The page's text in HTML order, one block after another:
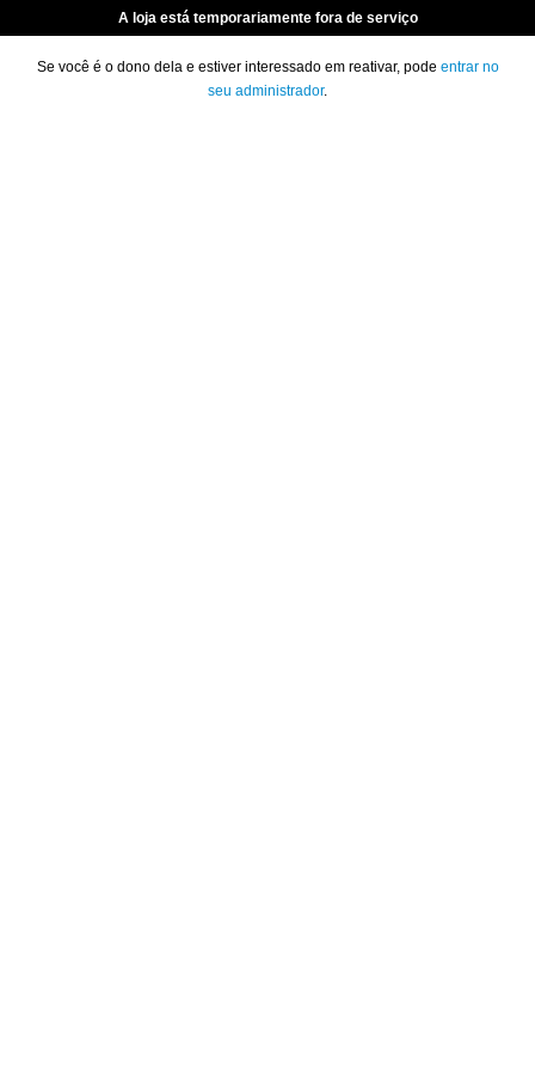
A loja está temporariamente fora de serviço
Se você é o dono dela e estiver interessado em reativar, pode entrar no
seu administrador.